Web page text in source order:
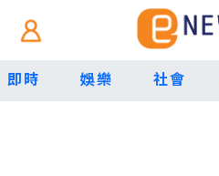
即時 娛樂 社會